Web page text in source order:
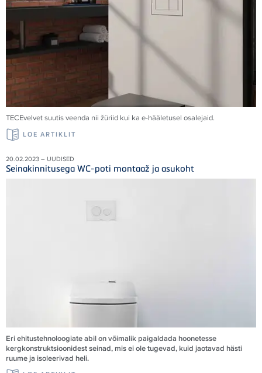
TECEvelvet suutis veenda nii žüriid kui ka e-hääletusel osalejaid.
LOE ARTIKLIT
20.02.2023 – UUDISED
Seinakinnitusega WC-poti montaaž ja asukoht
Eri ehitustehnoloogiate abil on võimalik paigaldada hoonetesse
kergkonstruktsioonidest seinad, mis ei ole tugevad, kuid jaotavad hästi
ruume ja isoleerivad heli.